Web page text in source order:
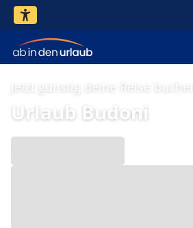
Jetzt günstig deine Reise buchen!
Urlaub Budoni